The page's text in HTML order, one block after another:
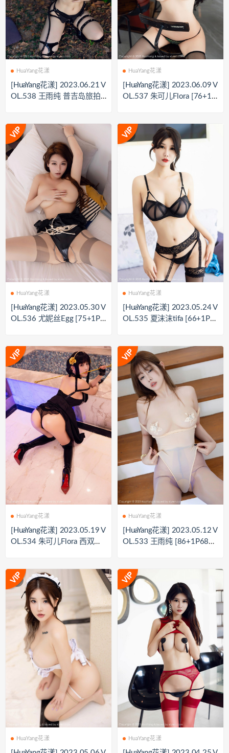
HuaYang花漾
[HuaYang花漾] 2023.06.21 V
OL.538 王雨纯 普吉岛旅拍
HuaYang花漾
[HuaYang花漾] 2023.06.09 V
OL.537 朱可儿Flora [76+1P
HuaYang花漾
[HuaYang花漾] 2023.05.30 V
OL.536 尤妮丝Egg [75+1P6
HuaYang花漾
[HuaYang花漾] 2023.05.24 V
OL.535 夏沫沫tifa [66+1P5
HuaYang花漾
[HuaYang花漾] 2023.05.19 V
OL.534 朱可儿Flora 西双版
HuaYang花漾
[HuaYang花漾] 2023.05.12 V
OL.533 王雨纯 [86+1P684
HuaYang花漾 HuaYang花漾